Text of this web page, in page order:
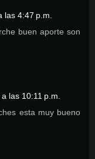
las 4:47 p.m.
buen aporte son
las 10:11 p.m.
esta muy bueno